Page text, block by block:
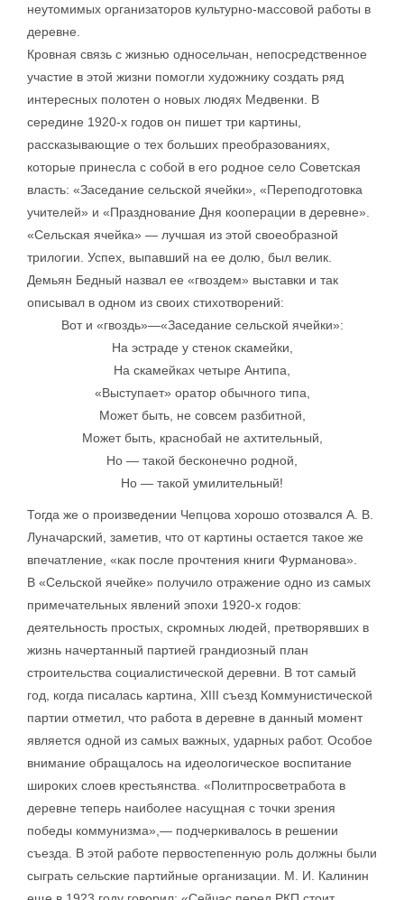
неутомимых организаторов культурно-массовой работы в
деревне.
Кровная связь с жизнью односельчан, непосредственное
участие в этой жизни помогли художнику создать ряд
интересных полотен о новых людях Медвенки. В
середине 1920-х годов он пишет три картины,
рассказывающие о тех больших преобразованиях,
которые принесла с собой в его родное село Советская
власть: «Заседание сельской ячейки», «Переподготовка
учителей» и «Празднование Дня кооперации в деревне».
«Сельская ячейка» — лучшая из этой своеобразной
трилогии. Успех, выпавший на ее долю, был велик.
Демьян Бедный назвал ее «гвоздем» выставки и так
описывал в одном из своих стихотворений:
Вот и «гвоздь»—«Заседание сельской ячейки»:
На эстраде у стенок скамейки,
На скамейках четыре Антипа,
«Выступает» оратор обычного типа,
Может быть, не совсем разбитной,
Может быть, краснобай не ахтительный,
Но — такой бесконечно родной,
Но — такой умилительный!
Тогда же о произведении Чепцова хорошо отозвался А. В.
Луначарский, заметив, что от картины остается такое же
впечатление, «как после прочтения книги Фурманова».
В «Сельской ячейке» получило отражение одно из самых
примечательных явлений эпохи 1920-х годов:
деятельность простых, скромных людей, претворявших в
жизнь начертанный партией грандиозный план
строительства социалистической деревни. В тот самый
год, когда писалась картина, XIII съезд Коммунистической
партии отметил, что работа в деревне в данный момент
является одной из самых важных, ударных работ. Особое
внимание обращалось на идеологическое воспитание
широких слоев крестьянства. «Политпросветработа в
деревне теперь наиболее насущная с точки зрения
победы коммунизма»,— подчеркивалось в решении
съезда. В этой работе первостепенную роль должны были
сыграть сельские партийные организации. М. И. Калинин